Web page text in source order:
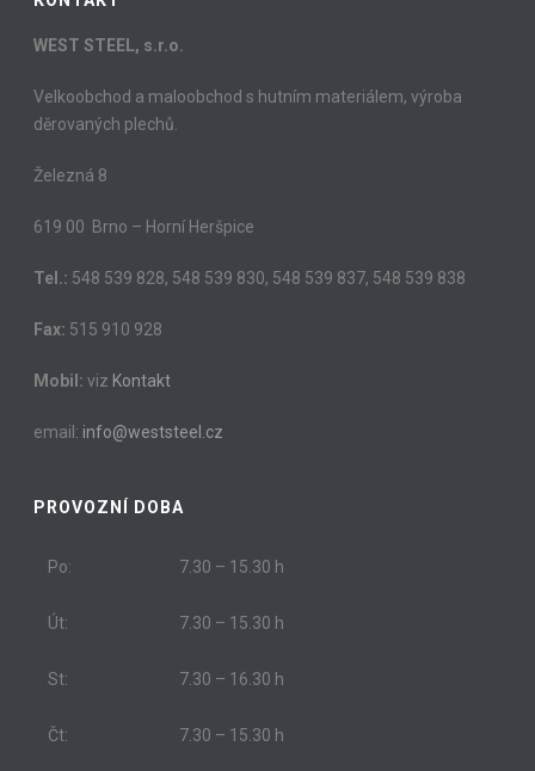
WEST STEEL, s.r.o.
Velkoobchod a maloobchod s hutním materiálem, výroba
děrovaných plechů.
Železná 8
619 00 Brno – Horní Heršpice
Tel.: 548 539 828, 548 539 830, 548 539 837, 548 539 838
Fax: 515 910 928
Mobil: viz Kontakt
email: info@weststeel.cz
PROVOZNÍ DOBA
Po: 7.30 – 15.30 h
Út: 7.30 – 15.30 h
St: 7.30 – 16.30 h
Čt: 7.30 – 15.30 h